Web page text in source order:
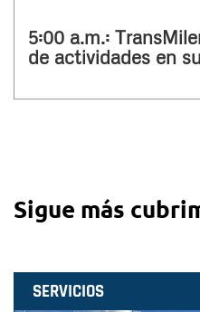
5:00 a.m.:
de actividades en
Sigue más
SERVICIOS